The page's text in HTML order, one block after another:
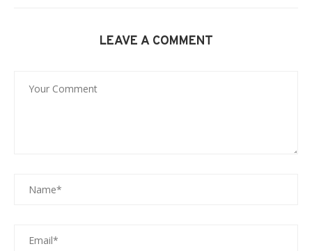
LEAVE A COMMENT